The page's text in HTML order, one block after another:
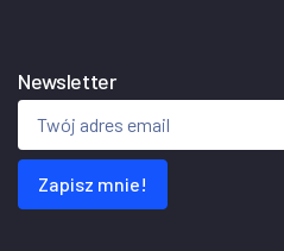
Newsletter
Zapisz mnie!